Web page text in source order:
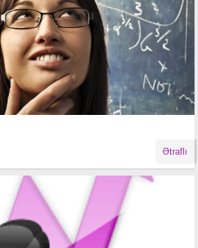
Ətraflı